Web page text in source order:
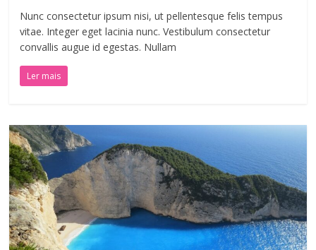
Nunc consectetur ipsum nisi, ut pellentesque felis tempus
vitae. Integer eget lacinia nunc. Vestibulum consectetur
convallis augue id egestas. Nullam
Ler mais